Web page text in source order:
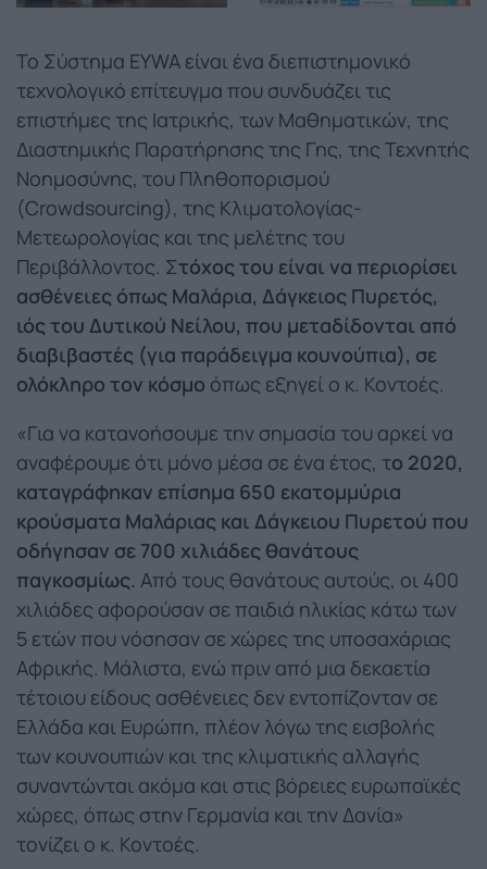
Το Σύστημα EYWA είναι ένα διεπιστημονικό
τεχνολογικό επίτευγμα που συνδυάζει τις
επιστήμες της Ιατρικής, των Μαθηματικών, της
Διαστημικής Παρατήρησης της Γης, της Τεχνητής
Νοημοσύνης, του Πληθοπορισμού
(Crowdsourcing), της Κλιματολογίας-
Μετεωρολογίας και της μελέτης του
Περιβάλλοντος. Στόχος του είναι να περιορίσει
ασθένειες όπως Μαλάρια, Δάγκειος Πυρετός,
ιός του Δυτικού Νείλου, που μεταδίδονται από
διαβιβαστές (για παράδειγμα κουνούπια), σε
ολόκληρο τον κόσμο όπως εξηγεί ο κ. Κοντοές.
«Για να κατανοήσουμε την σημασία του αρκεί να
αναφέρουμε ότι μόνο μέσα σε ένα έτος, το 2020,
καταγράφηκαν επίσημα 650 εκατομμύρια
κρούσματα Μαλάριας και Δάγκειου Πυρετού που
οδήγησαν σε 700 χιλιάδες θανάτους
παγκοσμίως. Από τους θανάτους αυτούς, οι 400
χιλιάδες αφορούσαν σε παιδιά ηλικίας κάτω των
5 ετών που νόσησαν σε χώρες της υποσαχάριας
Αφρικής. Μάλιστα, ενώ πριν από μια δεκαετία
τέτοιου είδους ασθένειες δεν εντοπίζονταν σε
Ελλάδα και Ευρώπη, πλέον λόγω της εισβολής
των κουνουπιών και της κλιματικής αλλαγής
συναντώνται ακόμα και στις βόρειες ευρωπαϊκές
χώρες, όπως στην Γερμανία και την Δανία»
τονίζει ο κ. Κοντοές.